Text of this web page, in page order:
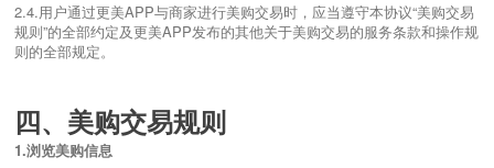
2.4.用户通过更美APP与商家进行美购交易时，应当遵守本协议“美购交易
规则”的全部约定及更美APP发布的其他关于美购交易的服务条款和操作规
则的全部规定。
四、美购交易规则
1.浏览美购信息